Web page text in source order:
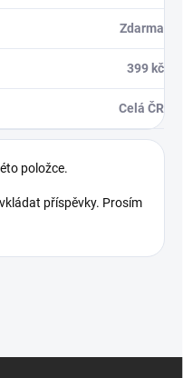
Zdarma
399 kč
Celá ČR
položce.
příspěvky. Prosím